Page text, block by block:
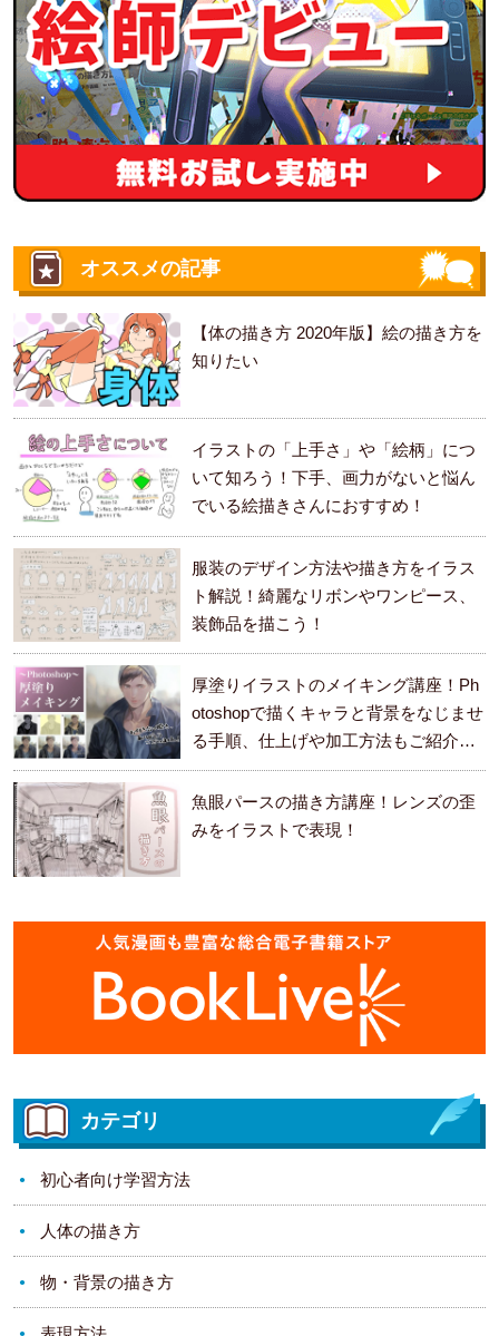
オススメの記事
【体の描き方 2020年版】絵の描き方を
知りたい
イラストの「上手さ」や「絵柄」につ
いて知ろう！下手、画力がないと悩ん
でいる絵描きさんにおすすめ！
服装のデザイン方法や描き方をイラス
ト解説！綺麗なリボンやワンピース、
装飾品を描こう！
厚塗りイラストのメイキング講座！Ph
otoshopで描くキャラと背景をなじませ
る手順、仕上げや加工方法もご紹介し
ます。
魚眼パースの描き方講座！レンズの歪
みをイラストで表現！
カテゴリ
初心者向け学習方法
人体の描き方
物・背景の描き方